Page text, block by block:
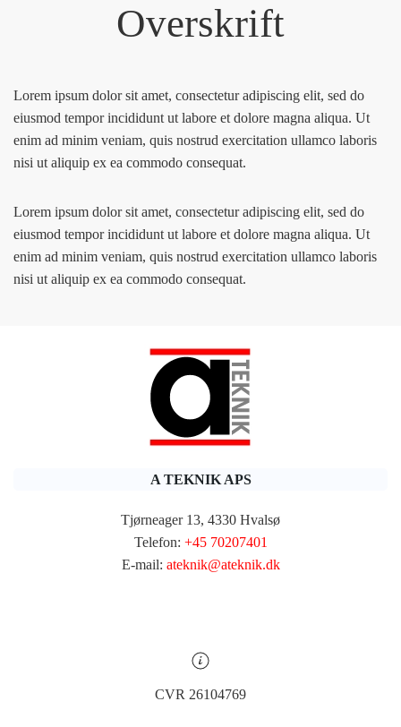
Overskrift
Lorem ipsum dolor sit amet, consectetur adipiscing elit, sed do
eiusmod tempor incididunt ut labore et dolore magna aliqua. Ut
enim ad minim veniam, quis nostrud exercitation ullamco laboris
nisi ut aliquip ex ea commodo consequat.
Lorem ipsum dolor sit amet, consectetur adipiscing elit, sed do
eiusmod tempor incididunt ut labore et dolore magna aliqua. Ut
enim ad minim veniam, quis nostrud exercitation ullamco laboris
nisi ut aliquip ex ea commodo consequat.
A TEKNIK APS
Tjørneager 13, 4330 Hvalsø
Telefon: +45 70207401
E-mail: ateknik@ateknik.dk
CVR 26104769